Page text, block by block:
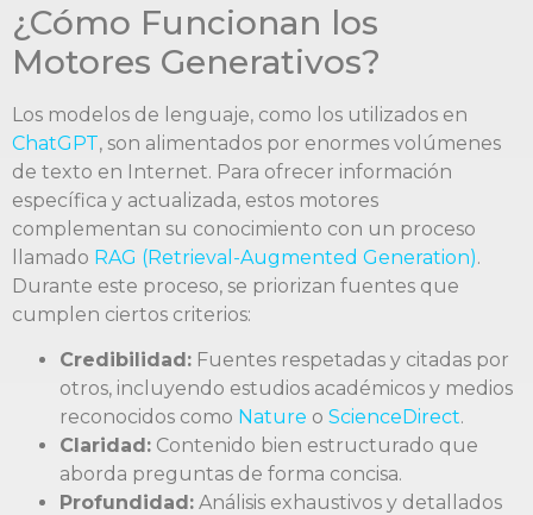
¿Cómo Funcionan los
Motores Generativos?
Los modelos de lenguaje, como los utilizados en
ChatGPT, son alimentados por enormes volúmenes
de texto en Internet. Para ofrecer información
específica y actualizada, estos motores
complementan su conocimiento con un proceso
llamado RAG (Retrieval-Augmented Generation).
Durante este proceso, se priorizan fuentes que
cumplen ciertos criterios:
Credibilidad: Fuentes respetadas y citadas por
otros, incluyendo estudios académicos y medios
reconocidos como Nature o ScienceDirect.
Claridad: Contenido bien estructurado que
aborda preguntas de forma concisa.
Profundidad: Análisis exhaustivos y detallados